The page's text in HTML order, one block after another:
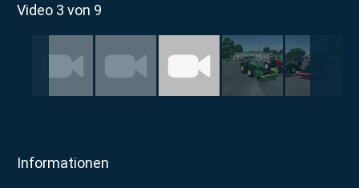
Video 3 von 9
Informationen